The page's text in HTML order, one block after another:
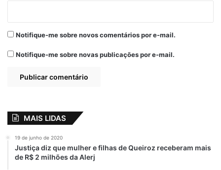
Notifique-me sobre novos comentários por e-mail.
Notifique-me sobre novas publicações por e-mail.
MAIS LIDAS
19 de junho de 2020
Justiça diz que mulher e filhas de Queiroz receberam mais
de R$ 2 milhões da Alerj